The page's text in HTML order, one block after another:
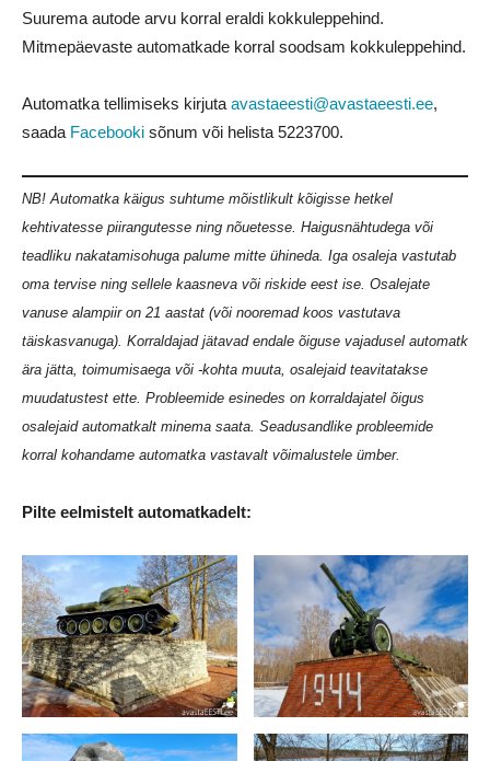
Suurema autode arvu korral eraldi kokkuleppehind.
Mitmepäevaste automatkade korral soodsam kokkuleppehind.
Automatka tellimiseks kirjuta avastaeesti@avastaeesti.ee,
saada Facebooki sõnum või helista 5223700.
NB! Automatka käigus suhtume mõistlikult kõigisse hetkel
kehtivatesse piirangutesse ning nõuetesse. Haigusnähtudega või
teadliku nakatamisohuga palume mitte ühineda. Iga osaleja vastutab
oma tervise ning sellele kaasneva või riskide eest ise. Osalejate
vanuse alampiir on 21 aastat (või nooremad koos vastutava
täiskasvanuga). Korraldajad jätavad endale õiguse vajadusel automatk
ära jätta, toimumisaega või -kohta muuta, osalejaid teavitatakse
muudatustest ette. Probleemide esinedes on korraldajatel õigus
osalejaid automatkalt minema saata. Seadusandlike probleemide
korral kohandame automatka vastavalt võimalustele ümber.
Pilte eelmistelt automatkadelt: